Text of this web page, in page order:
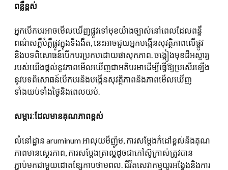
ពន្លឺខ្ពស់
អ្នកបើកបរអាចមើលឃើញផ្លូវទៅមុខយ៉ាងច្បាស់នៅពេលដែលពន្លឺ
ពណ៌សភ្លឺបំភ្លឺផ្លូវក្នុងទីងងឹត, នេះអាចជួយអ្នកបង្កើនសុវត្ថិភាពលើផ្លូវ
និងបទពិសោធន៍បើកបរប្រកបដោយផាសុកភាព. ចង្កៀងមុខដ៏អស្ចារ្យ
របស់យើងផ្តល់នូវភាពមើលឃើញជាអតិបរមាដើម្បីធ្វើឱ្យប្រសើរឡើង
នូវបទពិសោធន៍បើកបរនិងបង្កើនសុវត្ថិភាពនិងភាពមើលឃើញ
ទាំងយប់ទាំងថ្ងៃនិងពេលយប់.
សម្ភារៈដែលមានគុណភាពខ្ពស់
លំនៅដ្ឋាន aruminum អាលុយមីញ៉ូម, ការសម្តែងកំដៅខ្ពស់និងគុណ
ភាពមានស្ថេរភាព, ការសម្តែងត្រាល្អដូចជាកៅស៊ូក្រាស់ត្រូវបាន
ភ្ជាប់មកជាមួយដោតខ្សែកាបថាមពល. ជីវិតសេវាកម្មយូរអង្វែងនិងការ